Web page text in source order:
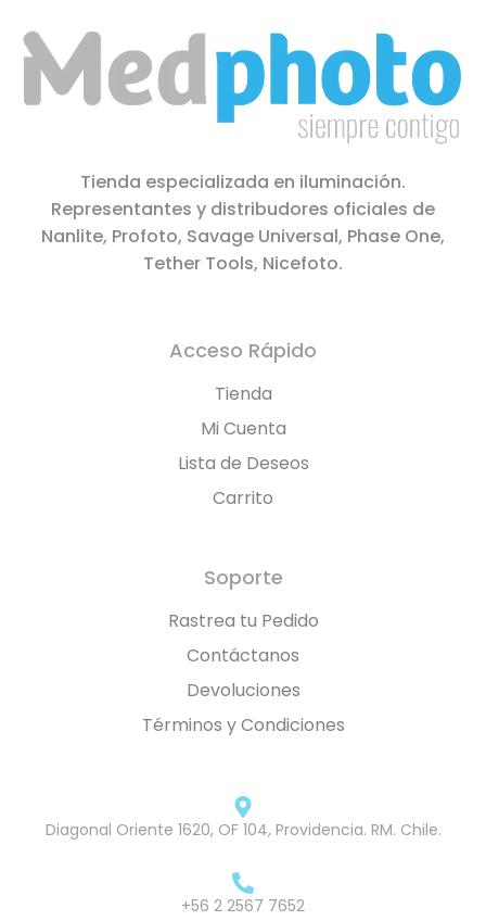
Tienda especializada en iluminación.
Representantes y distribudores oficiales de
Nanlite, Profoto, Savage Universal, Phase One,
Tether Tools, Nicefoto.
Acceso Rápido
Tienda
Mi Cuenta
Lista de Deseos
Carrito
Soporte
Rastrea tu Pedido
Contáctanos
Devoluciones
Términos y Condiciones
Diagonal Oriente 1620, OF 104, Providencia. RM. Chile.
+56 2 2567 7652